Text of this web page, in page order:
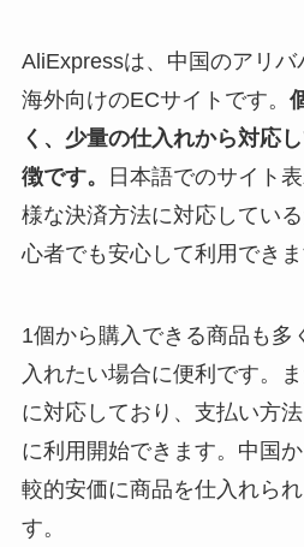
AliExpressは、中国のアリ
海外向けのECサイトです。
く、少量の仕入れから対応
徴です。
日本語でのサイト
様な決済方法に対応してい
心者でも安心して利用できま
1個から購入できる商品も多
入れたい場合に便利です。
に対応しており、支払い方
に利用開始できます。中国
較的安価に商品を仕入れら
す。